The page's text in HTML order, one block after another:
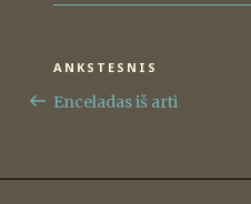
Navigacija
tarp
Ankstesnis
įrašas
ANKSTESNIS
Enceladas iš arti